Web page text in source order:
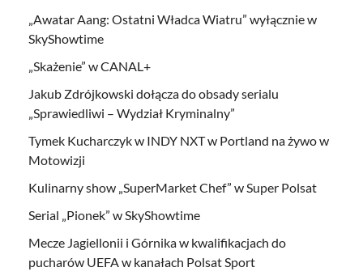
„Awatar Aang: Ostatni Władca Wiatru” wyłącznie w
SkyShowtime
„Skażenie” w CANAL+
Jakub Zdrójkowski dołącza do obsady serialu
„Sprawiedliwi – Wydział Kryminalny”
Tymek Kucharczyk w INDY NXT w Portland na żywo w
Motowizji
Kulinarny show „SuperMarket Chef” w Super Polsat
Serial „Pionek” w SkyShowtime
Mecze Jagiellonii i Górnika w kwalifikacjach do
pucharów UEFA w kanałach Polsat Sport